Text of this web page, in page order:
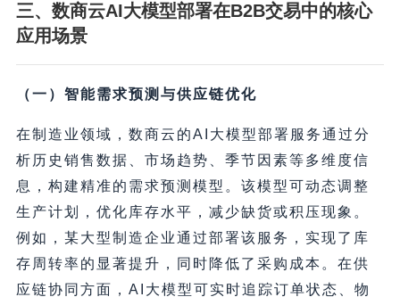
三、数商云AI大模型部署在B2B交易中的核心
应用场景
（一）智能需求预测与供应链优化
在制造业领域，数商云的AI大模型部署服务通过分
析历史销售数据、市场趋势、季节因素等多维度信
息，构建精准的需求预测模型。该模型可动态调整
生产计划，优化库存水平，减少缺货或积压现象。
例如，某大型制造企业通过部署该服务，实现了库
存周转率的显著提升，同时降低了采购成本。在供
应链协同方面，AI大模型可实时追踪订单状态、物